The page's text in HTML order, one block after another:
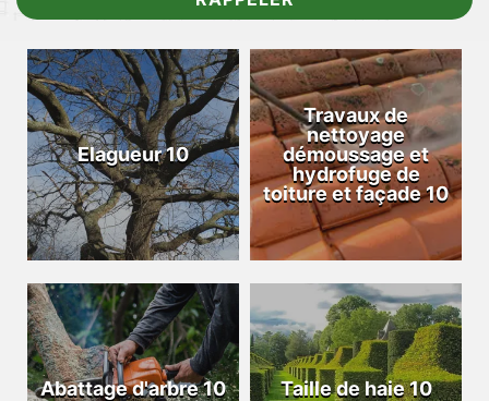
Elagueur 10
Travaux de
nettoyage
démoussage et
hydrofuge de
toiture et façade 10
Abattage d'arbre 10 Taille de haie 10